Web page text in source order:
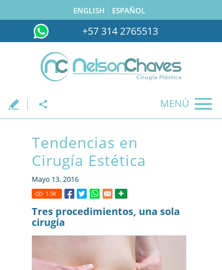
ENGLISH ESPAÑOL
+57 314 2765513
. MENÚ
Tendencias en
Cirugía Estética
Mayo 13, 2016
1.5K
Tres procedimientos, una sola
cirugía